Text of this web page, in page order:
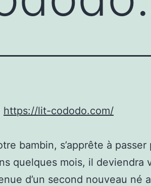
https://lit-cododo.com/
bambin, s’apprête à passer
quelques mois, il deviendra
d’un second nouveau né